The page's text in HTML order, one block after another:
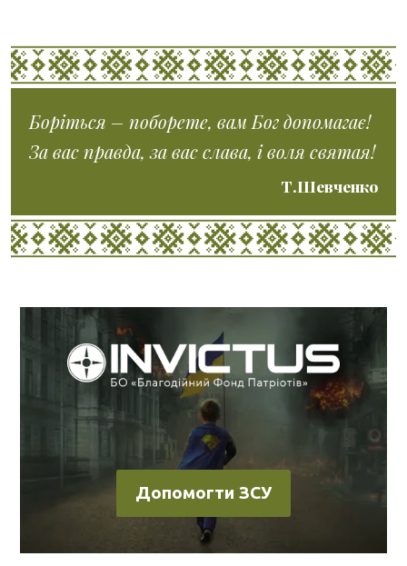
Боріться – поборете, вам Бог допомагає!
За вас правда, за вас слава, і воля святая!
Т.Шевченко
Допомогти ЗСУ